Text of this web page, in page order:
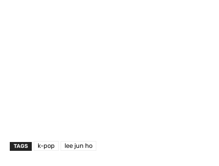
TAGS k-pop lee jun ho